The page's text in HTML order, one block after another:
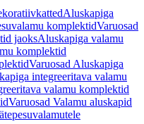
Aluskapiga
komplektidVaruosad
jaoksAluskapiga valamu
komplektid
Varuosad Aluskapiga
integreeritava valamu
valamu komplektid
Varuosad Valamu aluskapid